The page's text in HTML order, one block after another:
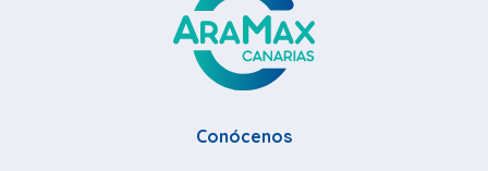
Conócenos